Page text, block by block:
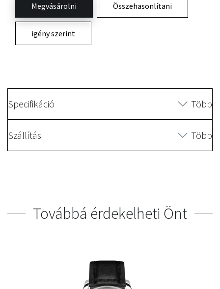
Megvásárolni Összehasonlítani
igény szerint
Specifikáció Több
Szállítás Több
Továbbá érdekelheti Önt